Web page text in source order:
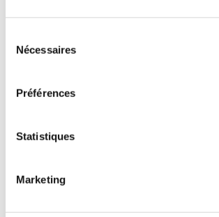
Nécessaires
Préférences
Statistiques
Marketing